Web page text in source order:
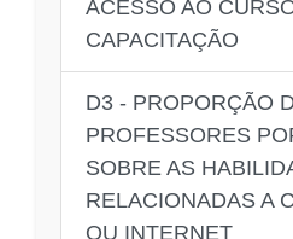
ACESSO AO
CAPACITAÇÃO
D3 - PROPORÇÃO
PROFESSORES
SOBRE AS
RELACIONADAS A
OU INTERNET